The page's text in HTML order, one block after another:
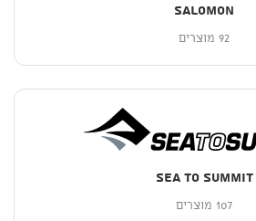
Salomon
92 מוצרים
Sea to summit
107 מוצרים